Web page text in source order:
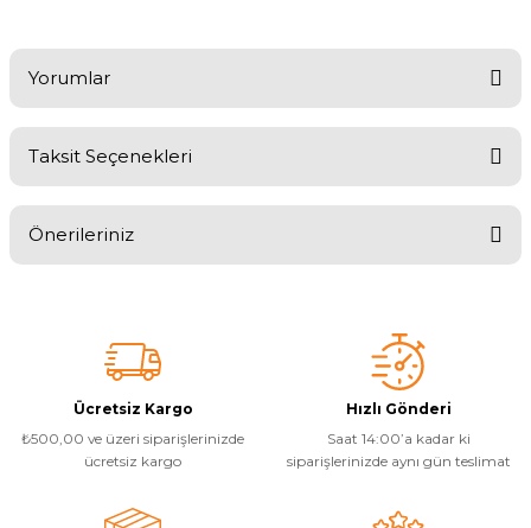
Yorumlar
Taksit Seçenekleri
Önerileriniz
Görüş ve önerileriniz için teşekkür ederiz.
Ürün resmi kalitesiz, bozuk veya görüntülenemiyor.
Ürün açıklamasında eksik bilgiler bulunuyor.
Ürün bilgilerinde hatalar bulunuyor.
Ürün fiyatı diğer sitelerden daha pahalı.
Ücretsiz Kargo
₺500,00 ve üzeri siparişlerinizde
ücretsiz kargo
Hızlı Gönderi
Saat 14:00’a kadar ki
siparişlerinizde aynı gün teslimat